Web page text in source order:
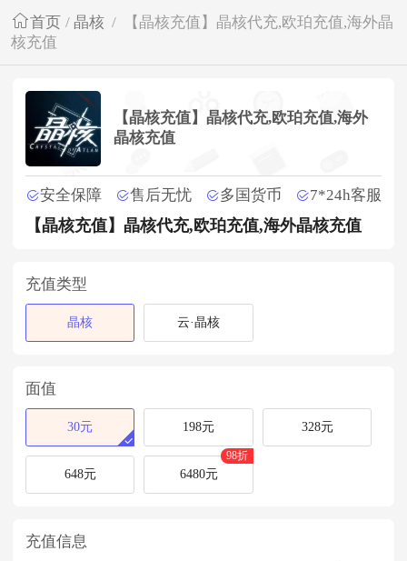
首页 / 晶核 /
【晶核充值】晶核代充,欧珀充值,海外晶
核充值
【晶核充值】晶核代充,欧珀充值,海外
晶核充值
安全保障 售后无忧 多国货币 7*24h客服
【晶核充值】晶核代充,欧珀充值,海外晶核充值
充值类型
晶核 云·晶核
面值
30元 198元 328元
648元
98折
6480元
充值信息